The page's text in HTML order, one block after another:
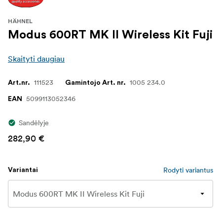
HÄHNEL
Modus 600RT MK II Wireless Kit Fuji
Skaityti daugiau
Art.nr. 111523 Gamintojo Art. nr. 1005 234.0
EAN 5099113052346
Sandėlyje
282,90 €
Variantai Rodyti variantus